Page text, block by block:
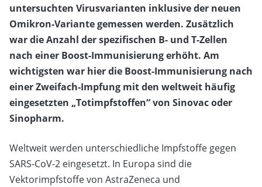
untersuchten Virusvarianten inklusive der neuen
Omikron-Variante gemessen werden. Zusätzlich
war die Anzahl der spezifischen B- und T-Zellen
nach einer Boost-Immunisierung erhöht. Am
wichtigsten war hier die Boost-Immunisierung nach
einer Zweifach-Impfung mit den weltweit häufig
eingesetzten „Totimpfstoffen“ von Sinovac oder
Sinopharm.
Weltweit werden unterschiedliche Impfstoffe gegen
SARS-CoV-2 eingesetzt. In Europa sind die
Vektorimpfstoffe von AstraZeneca und